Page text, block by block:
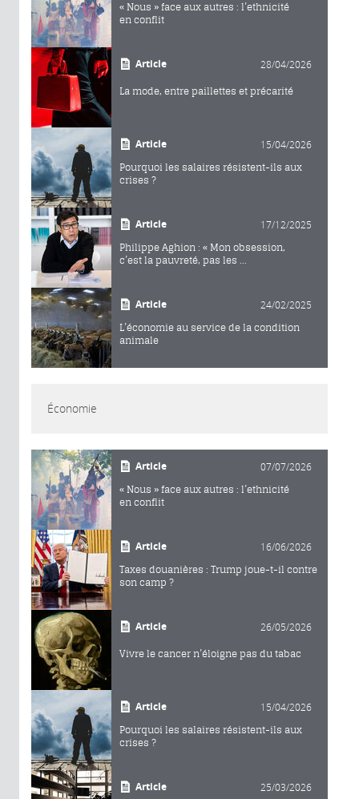
« Nous » face aux autres : l’ethnicité
en conflit
Article 28/04/2026
La mode, entre paillettes et précarité
Article 15/04/2026
Pourquoi les salaires résistent-ils aux
crises ?
Article 17/12/2025
Philippe Aghion : « Mon obsession,
c’est la pauvreté, pas les ...
Article 24/02/2025
L’économie au service de la condition
animale
Économie
Article 07/07/2026
« Nous » face aux autres : l’ethnicité
en conflit
Article 16/06/2026
Taxes douanières : Trump joue-t-il contre
son camp ?
Article 26/05/2026
Vivre le cancer n’éloigne pas du tabac
Article 15/04/2026
Pourquoi les salaires résistent-ils aux
crises ?
Article 25/03/2026